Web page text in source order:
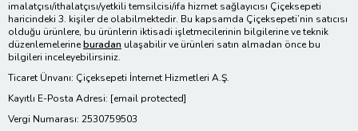
imalatçısı/ithalatçısı/yetkili temsilcisi/ifa hizmet sağlayıcısı Çiçeksepeti
haricindeki 3. kişiler de olabilmektedir. Bu kapsamda Çiçeksepeti’nin satıcısı
olduğu ürünlere, bu ürünlerin iktisadi işletmecilerinin bilgilerine ve teknik
düzenlemelerineburadan ulaşabilir ve ürünleri satın almadan önce bu
bilgileri inceleyebilirsiniz.
Ticaret Ünvanı: Çiçeksepeti İnternet Hizmetleri A.Ş.
Kayıtlı E-Posta Adresi: [email protected]
Vergi Numarası: 2530759503